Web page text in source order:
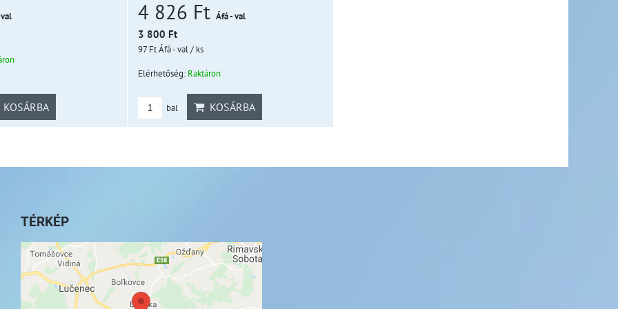
4 826 Ft Áfá - val
3 800 Ft
97 FtÁfá - val/ ks
Elérhetőség: Raktáron
bal KOSÁRBA
TÉRKÉP
A külső tartalom blokkolva van az
adatvédelmi beállítások által